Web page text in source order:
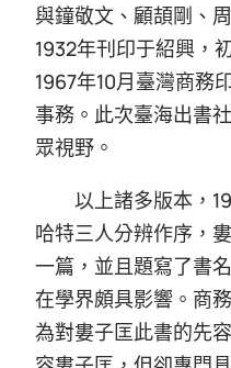
與鐘敬文、顧頡剛、
1932年刊印于紹興，
1967年10月臺灣商務
事務。此次臺海出書
眾視野。
以上諸多版本，
哈特三人分辨作序，
一篇，並且題寫了書
在學界頗具影響。商
為對婁子匡此書的先